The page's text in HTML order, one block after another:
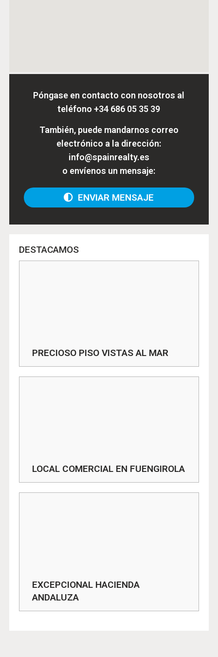
Póngase en contacto con nosotros al
teléfono+34 686 05 35 39
También, puede mandarnos correo
electrónico a la dirección:
info@spainrealty.es
o envíenos un mensaje:
ENVIAR MENSAJE
DESTACAMOS
PRECIOSO PISO VISTAS AL MAR
LOCAL COMERCIAL EN FUENGIROLA
EXCEPCIONAL HACIENDA
ANDALUZA